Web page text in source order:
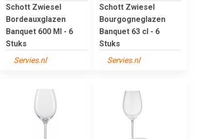
Schott Zwiesel
Bordeauxglazen
Banquet 600 Ml - 6
Stuks
Servies.nl
Schott Zwiesel
Bourgogneglazen
Banquet 63 cl - 6
Stuks
Servies.nl